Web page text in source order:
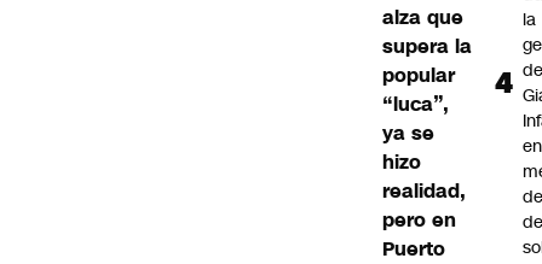
alza que
supera la
popular
“luca”,
ya se
hizo
realidad,
pero en
Puerto
la
de
en
de